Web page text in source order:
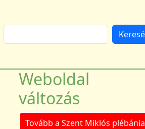
Weboldal
változás
Tovább a Szent Miklós plébánia